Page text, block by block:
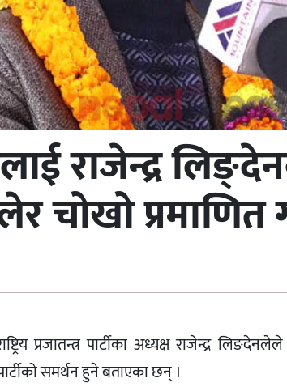
राजेन्द्र
चोखो प्रमाणित
प्रजातन्त्र पार्टीका अध्यक्ष राजेन्द्र
समर्थन हुने बताएका छन् ।